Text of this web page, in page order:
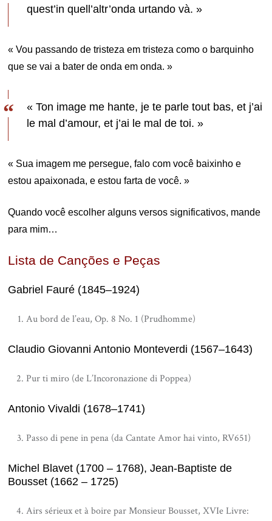
quest’in quell’altr’onda urtando và. »
« Vou passando de tristeza em tristeza como o barquinho
que se vai a bater de onda em onda. »
« Ton image me hante, je te parle tout bas, et j’ai
le mal d’amour, et j’ai le mal de toi. »
« Sua imagem me persegue, falo com você baixinho e
estou apaixonada, e estou farta de você. »
Quando você escolher alguns versos significativos, mande
para mim…
Lista de Canções e Peças
Gabriel Fauré (1845–1924)
Au bord de l’eau, Op. 8 No. 1 (Prudhomme)
Claudio Giovanni Antonio Monteverdi (1567–1643)
Pur ti miro (de L’Incoronazione di Poppea)
Antonio Vivaldi (1678–1741)
Passo di pene in pena (da Cantate Amor hai vinto, RV651)
Michel Blavet (1700 – 1768), Jean-Baptiste de
Bousset (1662 – 1725)
Airs sérieux et à boire par Monsieur Bousset, XVIe Livre: